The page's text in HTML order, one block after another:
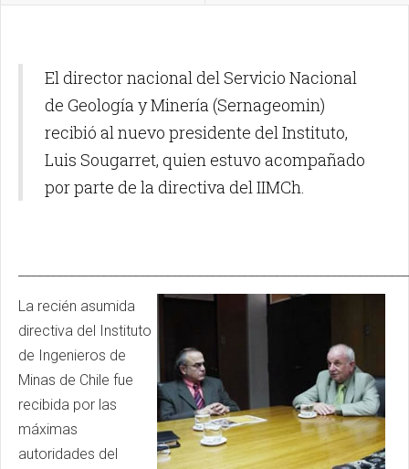
El director nacional del Servicio Nacional
de Geología y Minería (Sernageomin)
recibió al nuevo presidente del Instituto,
Luis Sougarret, quien estuvo acompañado
por parte de la directiva del IIMCh.
La recién asumida
directiva del Instituto
de Ingenieros de
Minas de Chile fue
recibida por las
máximas
autoridades del